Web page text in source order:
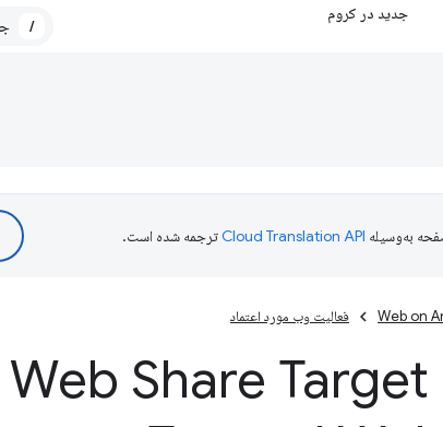
جدید در کروم
/
به‌وسیله ترجمه شده است.
Web on فعالیت وب مورد اعتماد